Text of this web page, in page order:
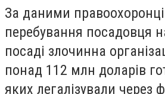
За даними
перебування посадовця
посаді злочинна
понад 112 млн доларів
яких легалізували через